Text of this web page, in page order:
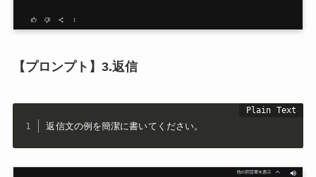
【プロンプト】3.返信
返信文の例を簡潔に書いてください。